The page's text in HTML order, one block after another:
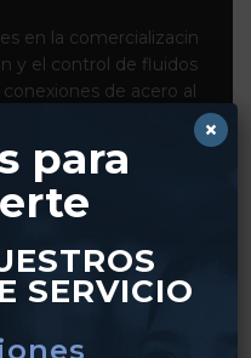
en la comercializacin
y el control de fluidos
de acero al
Guadalajara,
todo México.
para
SERVICIO
×